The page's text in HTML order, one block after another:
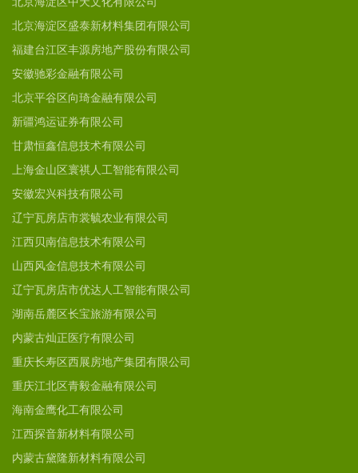
北京海淀区盛泰新材料集团有限公司
福建台江区丰源房地产股份有限公司
安徽驰彩金融有限公司
北京平谷区向琦金融有限公司
新疆鸿运证券有限公司
甘肃恒鑫信息技术有限公司
上海金山区寰祺人工智能有限公司
安徽宏兴科技有限公司
辽宁瓦房店市裳毓农业有限公司
江西贝南信息技术有限公司
山西风金信息技术有限公司
辽宁瓦房店市优达人工智能有限公司
湖南岳麓区长宝旅游有限公司
内蒙古灿正医疗有限公司
重庆长寿区西展房地产集团有限公司
重庆江北区青毅金融有限公司
海南金鹰化工有限公司
江西探音新材料有限公司
内蒙古黛隆新材料有限公司